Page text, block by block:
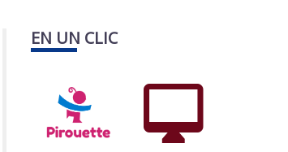
EN UN CLIC